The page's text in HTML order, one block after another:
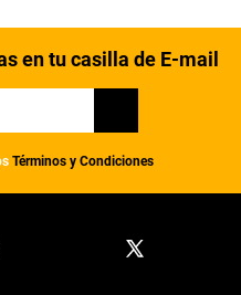
en tu casilla de E-mail
Términos y Condiciones